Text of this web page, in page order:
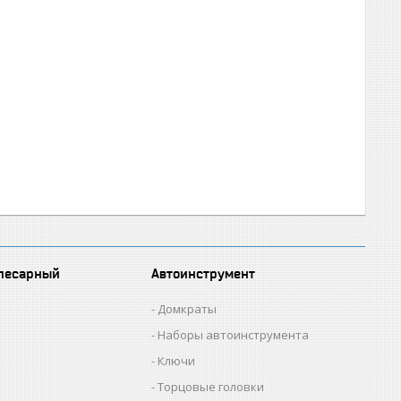
Автоинструмент
Домкраты
Наборы автоинструмента
Ключи
Торцовые головки